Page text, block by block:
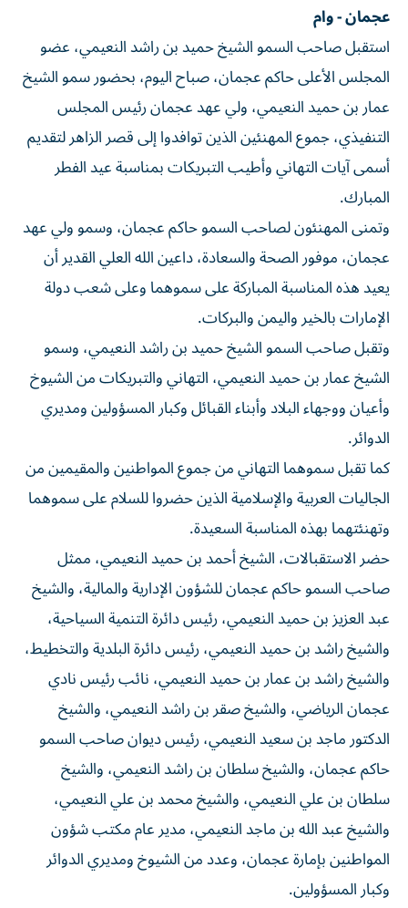
عجمان - وام
استقبل صاحب السمو الشيخ حميد بن راشد النعيمي، عضو
المجلس الأعلى حاكم عجمان، صباح اليوم، بحضور سمو ‏الشيخ
عمار بن حميد النعيمي، ولي عهد عجمان رئيس المجلس
التنفيذي، جموع المهنئين الذين توافدوا إلى قصر ‏الزاهر لتقديم
أسمى آيات التهاني وأطيب التبريكات بمناسبة عيد الفطر
المبارك.‏
وتمنى المهنئون لصاحب السمو حاكم عجمان، وسمو ولي عهد
عجمان، موفور الصحة والسعادة، داعين الله العلي ‏القدير أن
يعيد هذه المناسبة المباركة على سموهما وعلى شعب دولة
الإمارات بالخير واليمن والبركات.‏
وتقبل صاحب السمو الشيخ حميد بن راشد النعيمي، وسمو
الشيخ عمار بن حميد النعيمي، التهاني والتبريكات من ‏الشيوخ
وأعيان ووجهاء البلاد وأبناء القبائل وكبار المسؤولين ومديري
الدوائر.‏
كما تقبل سموهما التهاني من جموع المواطنين والمقيمين من
الجاليات العربية والإسلامية الذين حضروا للسلام على ‏سموهما
وتهنئتهما بهذه المناسبة السعيدة.‏
‏حضر الاستقبالات، الشيخ أحمد بن حميد النعيمي، ممثل
صاحب السمو حاكم عجمان للشؤون الإدارية ‏والمالية، والشيخ
عبد العزيز بن حميد النعيمي، رئيس دائرة التنمية السياحية،
والشيخ راشد بن حميد ‏النعيمي، رئيس دائرة البلدية والتخطيط،
والشيخ راشد بن عمار بن حميد النعيمي، نائب رئيس نادي
‏عجمان الرياضي، والشيخ صقر بن راشد النعيمي، والشيخ
الدكتور ماجد بن سعيد النعيمي، رئيس ديوان صاحب السمو
حاكم ‏عجمان، والشيخ سلطان بن راشد النعيمي، والشيخ
سلطان بن علي النعيمي، والشيخ محمد بن علي ‏النعيمي،
والشيخ عبد الله بن ماجد النعيمي، مدير عام مكتب شؤون
المواطنين بإمارة عجمان، وعدد ‏من الشيوخ ومديري الدوائر
وكبار المسؤولين.